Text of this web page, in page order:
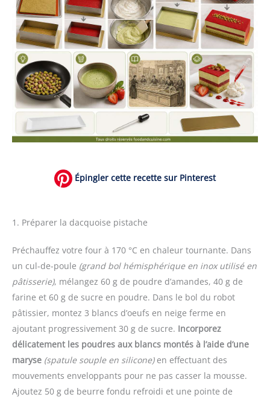
Épingler cette recette sur Pinterest
1. Préparer la dacquoise pistache
Préchauffez votre four à 170 °C en chaleur tournante. Dans
un cul-de-poule (grand bol hémisphérique en inox utilisé en
pâtisserie), mélangez 60 g de poudre d’amandes, 40 g de
farine et 60 g de sucre en poudre. Dans le bol du robot
pâtissier, montez 3 blancs d’oeufs en neige ferme en
ajoutant progressivement 30 g de sucre. Incorporez
délicatement les poudres aux blancs montés à l’aide d’une
maryse (spatule souple en silicone)en effectuant des
mouvements enveloppants pour ne pas casser la mousse.
Ajoutez 50 g de beurre fondu refroidi et une pointe de